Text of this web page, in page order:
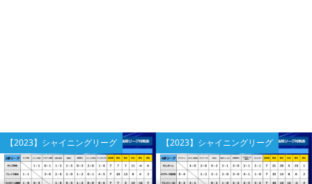
【2023】シャイニングリーグ 【2023】シャイニングリーグ